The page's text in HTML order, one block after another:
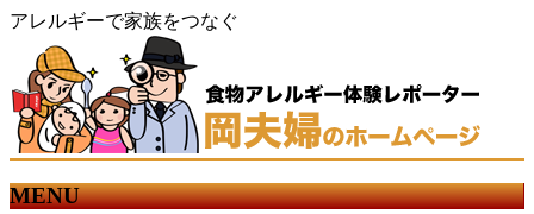
アレルギーで家族をつなぐ
MENU